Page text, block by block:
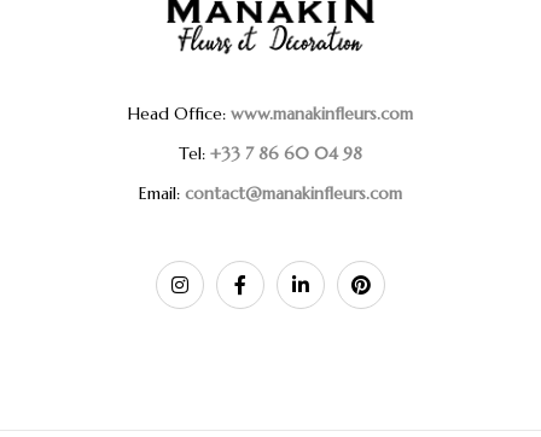
Head Office: www.manakinfleurs.com
Tel: +33 7 86 60 04 98
Email: contact@manakinfleurs.com